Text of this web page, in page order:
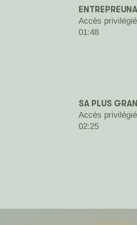
Accès
01:48
SA PLUS
Accès
02:25